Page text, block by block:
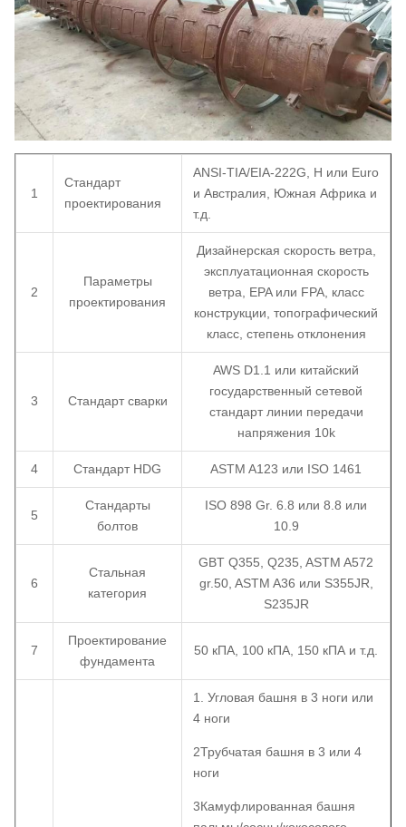
1
Стандарт
проектирования
ANSI-TIA/EIA-222G, H или Euro
и Австралия, Южная Африка и
т.д.
2
Параметры
проектирования
Дизайнерская скорость ветра,
эксплуатационная скорость
ветра, EPA или FPA, класс
конструкции, топографический
класс, степень отклонения
3 Стандарт сварки
AWS D1.1 или китайский
государственный сетевой
стандарт линии передачи
напряжения 10k
4 Стандарт HDG ASTM A123 или ISO 1461
5
Стандарты
болтов
ISO 898 Gr. 6.8 или 8.8 или
10.9
6
Стальная
категория
GBT Q355, Q235, ASTM A572
gr.50, ASTM A36 или S355JR,
S235JR
7
Проектирование
фундамента
50 кПА, 100 кПА, 150 кПА и т.д.
1. Угловая башня в 3 ноги или
4 ноги
2Трубчатая башня в 3 или 4
ноги
3Камуфлированная башня